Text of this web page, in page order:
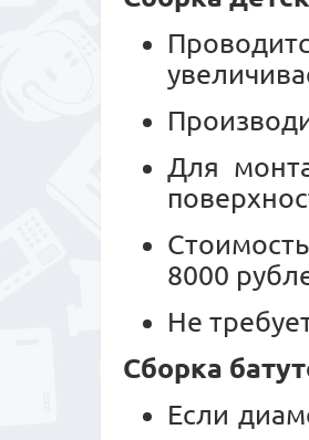
Для
8000
Не
Сборка
Если